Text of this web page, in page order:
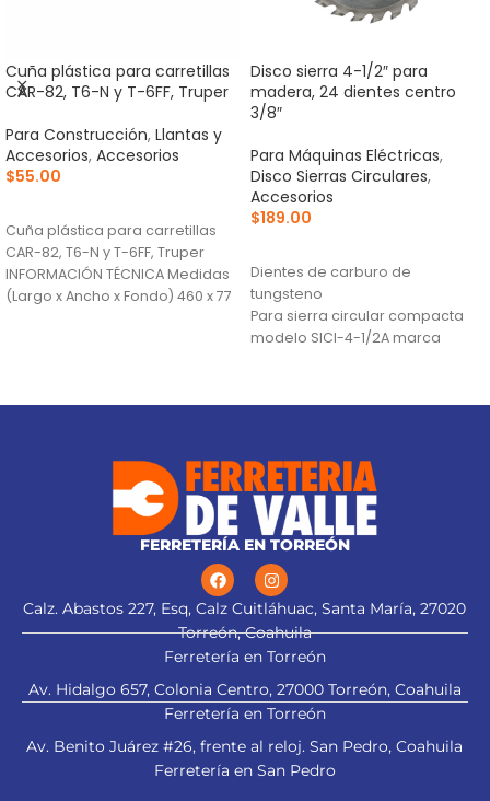
Cuña plástica para carretillas
CAR-82, T6-N y T-6FF, Truper
Para Construcción, Llantas y
Accesorios, Accesorios
$55.00
Cuña plástica para carretillas
CAR-82, T6-N y T-6FF, Truper
INFORMACIÓN TÉCNICA Medidas
(Largo x Ancho x Fondo) 460 x 77
Disco sierra 4-1/2″ para
madera, 24 dientes centro
3/8″
Para Máquinas Eléctricas,
Disco Sierras Circulares,
Accesorios
$189.00
Dientes de carburo de
tungsteno
Para sierra circular compacta
modelo SICI-4-1/2A marca
FERRETERÍA EN TORREÓN
Calz. Abastos 227, Esq, Calz Cuitláhuac, Santa María, 27020
Torreón, Coahuila
Ferretería en Torreón
Av. Hidalgo 657, Colonia Centro, 27000 Torreón, Coahuila
Ferretería en Torreón
Av. Benito Juárez #26, frente al reloj. San Pedro, Coahuila
Ferretería en San Pedro